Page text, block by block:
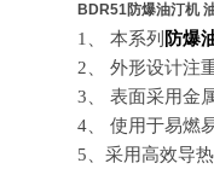
BDR51防爆油汀机
1、 本系列 防爆
2、 外形设计注
3、 表面采用金
4、 使用于易燃
5、采用高效导